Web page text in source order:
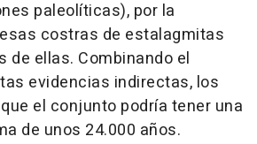
paleolíticas), por la
costras de estalagmitas
de ellas. Combinando el
evidencias indirectas, los
el conjunto podría tener una
de unos 24.000 años.